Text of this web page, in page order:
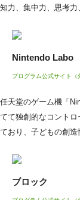
知力、集中力、思考力
Nintendo Labo
プログラム公式サイト（
任天堂のゲーム機「
てて独創的なコント
ており、子どもの創造
ブロック